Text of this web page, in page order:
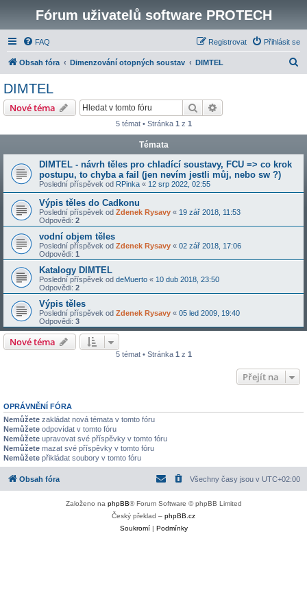
Fórum uživatelů software PROTECH
FAQ Přihlásit se
Registrovat
Obsah fóra Dimenzování otopných soustav DIMTEL
DIMTEL
Nové téma Hledat
5 témat • Stránka 1 z 1
Témata
DIMTEL - návrh těles pro chladící soustavy, FCU => co krok
postupu, to chyba a fail (jen nevím jestli můj, nebo sw ?)
Poslední příspěvek od RPinka « 12 srp 2022, 02:55
Výpis těles do Cadkonu
Poslední příspěvek od Zdenek Rysavy « 19 zář 2018, 11:53
Odpovědi: 2
vodní objem těles
Poslední příspěvek od Zdenek Rysavy « 02 zář 2018, 17:06
Odpovědi: 1
Katalogy DIMTEL
Poslední příspěvek od deMuerto « 10 dub 2018, 23:50
Odpovědi: 2
Výpis těles
Poslední příspěvek od Zdenek Rysavy « 05 led 2009, 19:40
Odpovědi: 3
Nové téma
5 témat • Stránka 1 z 1
Přejít na
OPRÁVNĚNÍ FÓRA
Nemůžete zakládat nová témata v tomto fóru
Nemůžete odpovídat v tomto fóru
Nemůžete upravovat své příspěvky v tomto fóru
Nemůžete mazat své příspěvky v tomto fóru
Nemůžete přikládat soubory v tomto fóru
Obsah fóra Všechny časy jsou v UTC+02:00
Založeno na phpBB® Forum Software © phpBB Limited
Český překlad – phpBB.cz
Soukromí| Podmínky